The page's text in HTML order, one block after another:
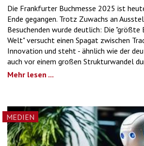
Die Frankfurter Buchmesse 2025 ist
Ende gegangen. Trotz Zuwachs an
Besuchenden wurde deutlich: Die "größte
Welt" versucht einen Spagat zwischen
Innovation und steht - ähnlich wie der
auch vor einem großen Strukturwandel
Mehr lesen ...
MEDIEN